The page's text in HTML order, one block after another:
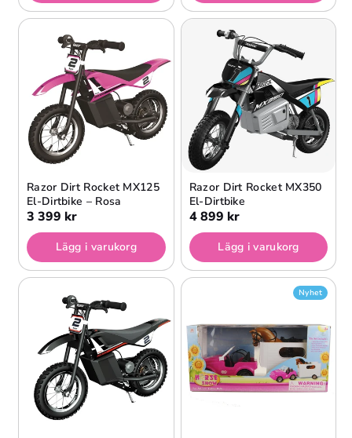
Razor Dirt Rocket MX125
El-Dirtbike – Rosa
3 399 kr
Lägg i varukorg
Razor Dirt Rocket MX350
El-Dirtbike
4 899 kr
Lägg i varukorg
Nyhet